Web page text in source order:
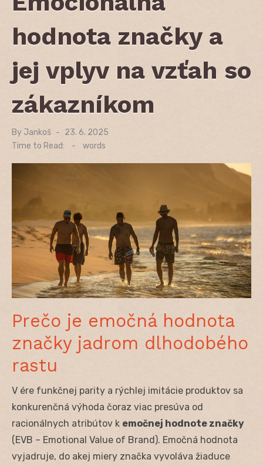
hodnota značky a
jej vplyv na vzťah so
zákazníkom
By Jankoš
Posted
23. 6. 2025
Time to Read:
- words
Prečo je emočná hodnota
značky jadrom dlhodobého
rastu
V ére funkčnej parity a rýchlej imitácie produktov sa
konkurenčná výhoda čoraz viac presúva od
racionálnych atribútov k emočnej hodnote značky
(EVB – Emotional Value of Brand). Emočná hodnota
vyjadruje, do akej miery značka vyvoláva žiaduce